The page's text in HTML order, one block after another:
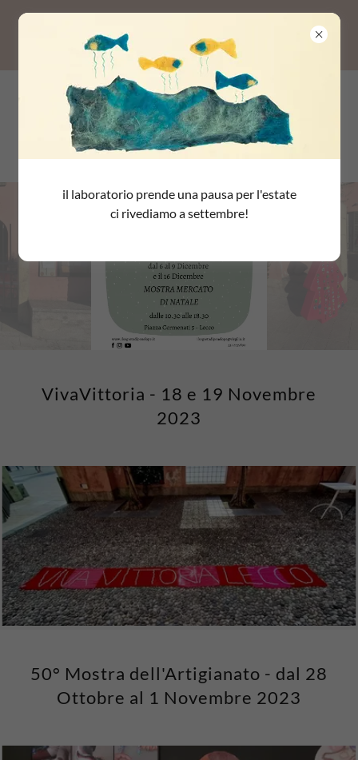
Mostra Mercato di Natale - dal 6 al 9
e 16 Dicembre 2023
VivaVittoria - 18 e 19 Novembre
2023
50° Mostra dell'Artigianato - dal 28
Ottobre al 1 Novembre 2023
il laboratorio prende una pausa per l'estate
ci rivediamo a settembre!